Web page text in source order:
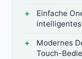
Einfache
Modernes
Touch-